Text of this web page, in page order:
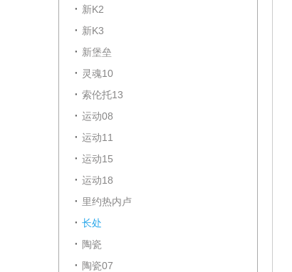
新K2
新K3
新堡垒
灵魂10
索伦托13
运动08
运动11
运动15
运动18
里约热内卢
长处
陶瓷
陶瓷07